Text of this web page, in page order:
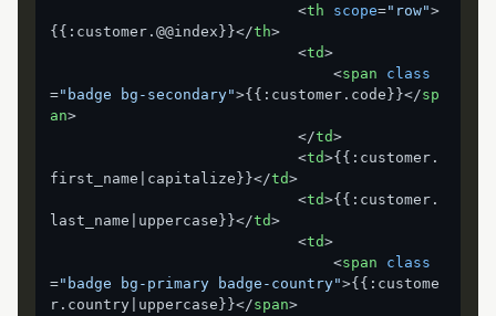
<th scope="row">
{{:customer.@@index}}</th>
<td>
<span
class
="badge bg-secondary">{{:customer.code}}</sp
an>
</td>
<td>{{:customer.
first_name|capitalize}}</td>
<td>{{:customer.
last_name|uppercase}}</td>
<td>
<span
class
="badge bg-primary badge-country">{{:custome
r.country|uppercase}}</span>